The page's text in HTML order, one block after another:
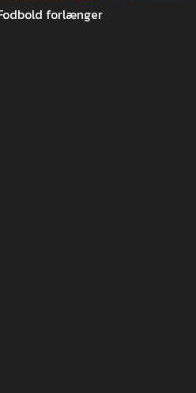
forlænger